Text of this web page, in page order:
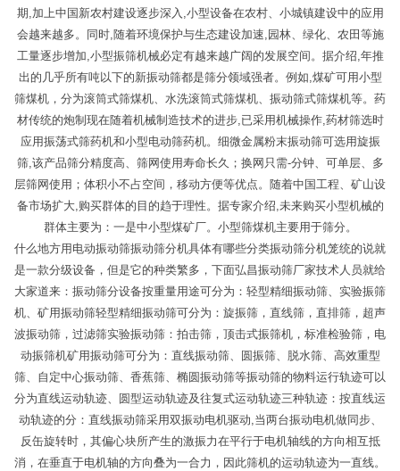
期,加上中国新农村建设逐步深入,小型设备在农村、小城镇建设中的应用
会越来越多。同时,随着环境保护与生态建设加速,园林、绿化、农田等施
工量逐步增加,小型振筛机械必定有越来越广阔的发展空间。据介绍,年推
出的几乎所有吨以下的新振动筛都是筛分领域强者。例如,煤矿可用小型
筛煤机，分为滚筒式筛煤机、水洗滚筒式筛煤机、振动筛式筛煤机等。药
材传统的炮制现在随着机械制造技术的进步,已采用机械操作,药材筛选时
应用振荡式筛药机和小型电动筛药机。细微金属粉末振动筛可选用旋振
筛,该产品筛分精度高、筛网使用寿命长久；换网只需-分钟、可单层、多
层筛网使用；体积小不占空间，移动方便等优点。随着中国工程、矿山设
备市场扩大,购买群体的目的趋于理性。据专家介绍,未来购买小型机械的
群体主要为：一是中小型煤矿厂。小型筛煤机主要用于筛分。
什么地方用电动振动筛振动筛分机具体有哪些分类振动筛分机笼统的说就
是一款分级设备，但是它的种类繁多，下面弘昌振动筛厂家技术人员就给
大家道来：振动筛分设备按重量用途可分为：轻型精细振动筛、实验振筛
机、矿用振动筛轻型精细振动筛可分为：旋振筛，直线筛，直排筛，超声
波振动筛，过滤筛实验振动筛：拍击筛，顶击式振筛机，标准检验筛，电
动振筛机矿用振动筛可分为：直线振动筛、圆振筛、脱水筛、高效重型
筛、自定中心振动筛、香蕉筛、椭圆振动筛等振动筛的物料运行轨迹可以
分为直线运动轨迹、圆型运动轨迹及往复式运动轨迹三种轨迹：按直线运
动轨迹的分：直线振动筛采用双振动电机驱动,当两台振动电机做同步、
反缶旋转时，其偏心块所产生的激振力在平行于电机轴线的方向相互抵
消，在垂直于电机轴的方向叠为一合力，因此筛机的运动轨迹为一直线。